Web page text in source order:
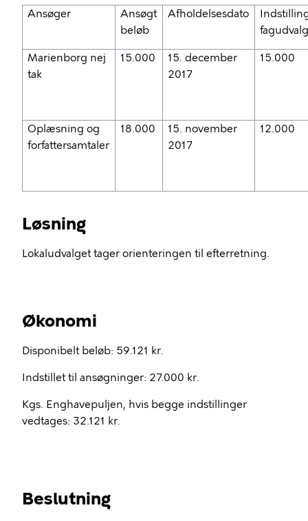
Ansøger
Ansøgt
beløb
Afholdelsesdato
Marienborg nej
tak
15.000
15. december
2017
15.000
Oplæsning og
forfattersamtaler
18.000
15. november
2017
12.000
Løsning
Lokaludvalget tager orienteringen til efterretning.
Økonomi
Disponibelt beløb: 59.121 kr.
Indstillet til ansøgninger: 27.000 kr.
Kgs. Enghavepuljen, hvis begge indstillinger
vedtages: 32.121 kr.
Beslutning